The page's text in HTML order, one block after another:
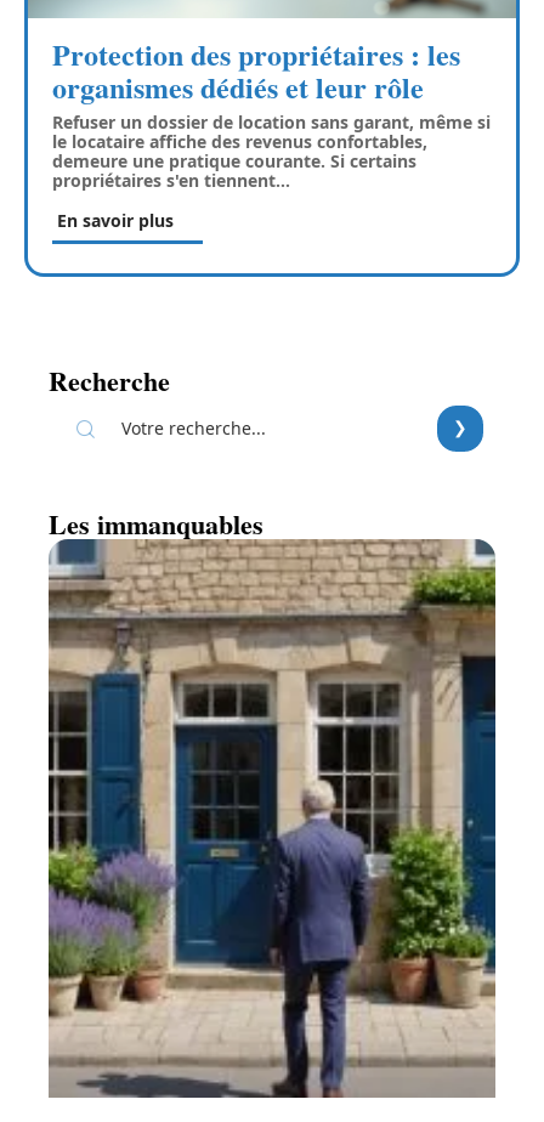
Protection des propriétaires : les
organismes dédiés et leur rôle
Refuser un dossier de location sans garant, même si
le locataire affiche des revenus confortables,
demeure une pratique courante. Si certains
propriétaires s'en tiennent…
En savoir plus
Recherche
Les immanquables